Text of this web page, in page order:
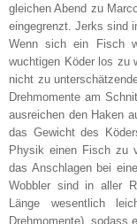
gleichen Abend zu
eingegrenzt. Jerks sind
Wenn sich ein Fisch
wuchtigen Köder los zu
nicht zu
Drehmomente am
ausreichen den Haken
das Gewicht des
Physik einen Fisch zu
das Anschlagen bei
Wobbler sind in aller
Länge wesentlich
Drehmomente), sodass